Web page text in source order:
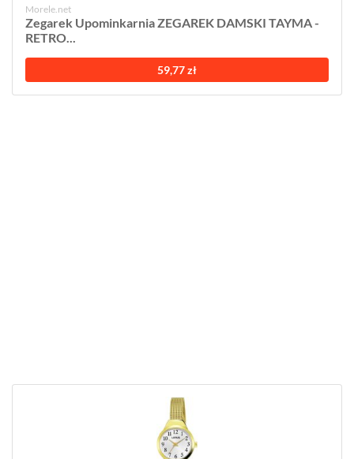
Morele.net
Zegarek Upominkarnia ZEGAREK DAMSKI TAYMA -
RETRO...
59,77 zł